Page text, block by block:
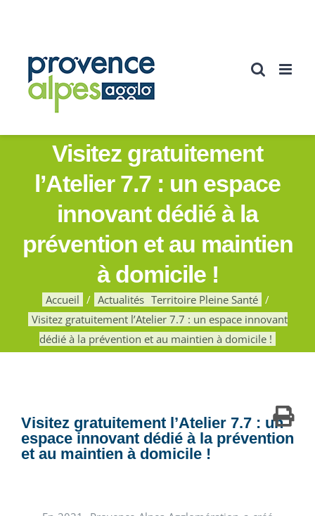
Visitez gratuitement
l’Atelier 7.7 : un espace
innovant dédié à la
prévention et au maintien
à domicile !
Accueil Actualités Territoire Pleine Santé
Visitez gratuitement l’Atelier 7.7 : un espace innovant
dédié à la prévention et au maintien à domicile !
Visitez gratuitement l’Atelier 7.7 : un
espace innovant dédié à la prévention
et au maintien à domicile !